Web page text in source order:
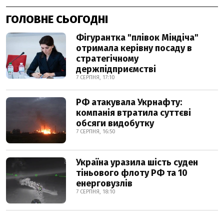
ГОЛОВНЕ СЬОГОДНІ
Фігурантка "плівок Міндіча"
отримала керівну посаду в
стратегічному
держпідприємстві
7 СЕРПНЯ, 17:10
РФ атакувала Укрнафту:
компанія втратила суттєві
обсяги видобутку
7 СЕРПНЯ, 16:50
Україна уразила шість суден
тіньового флоту РФ та 10
енерговузлів
7 СЕРПНЯ, 18:10